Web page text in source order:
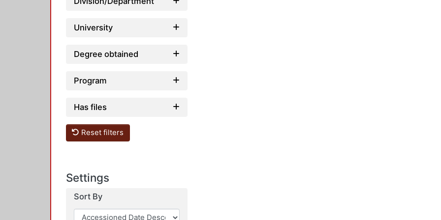
University
Degree obtained
Program
Has files
Reset filters
Settings
Sort By